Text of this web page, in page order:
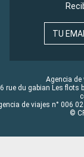
TU
Agencia de
rue du gabian Les flots
de viajes n° 006
©